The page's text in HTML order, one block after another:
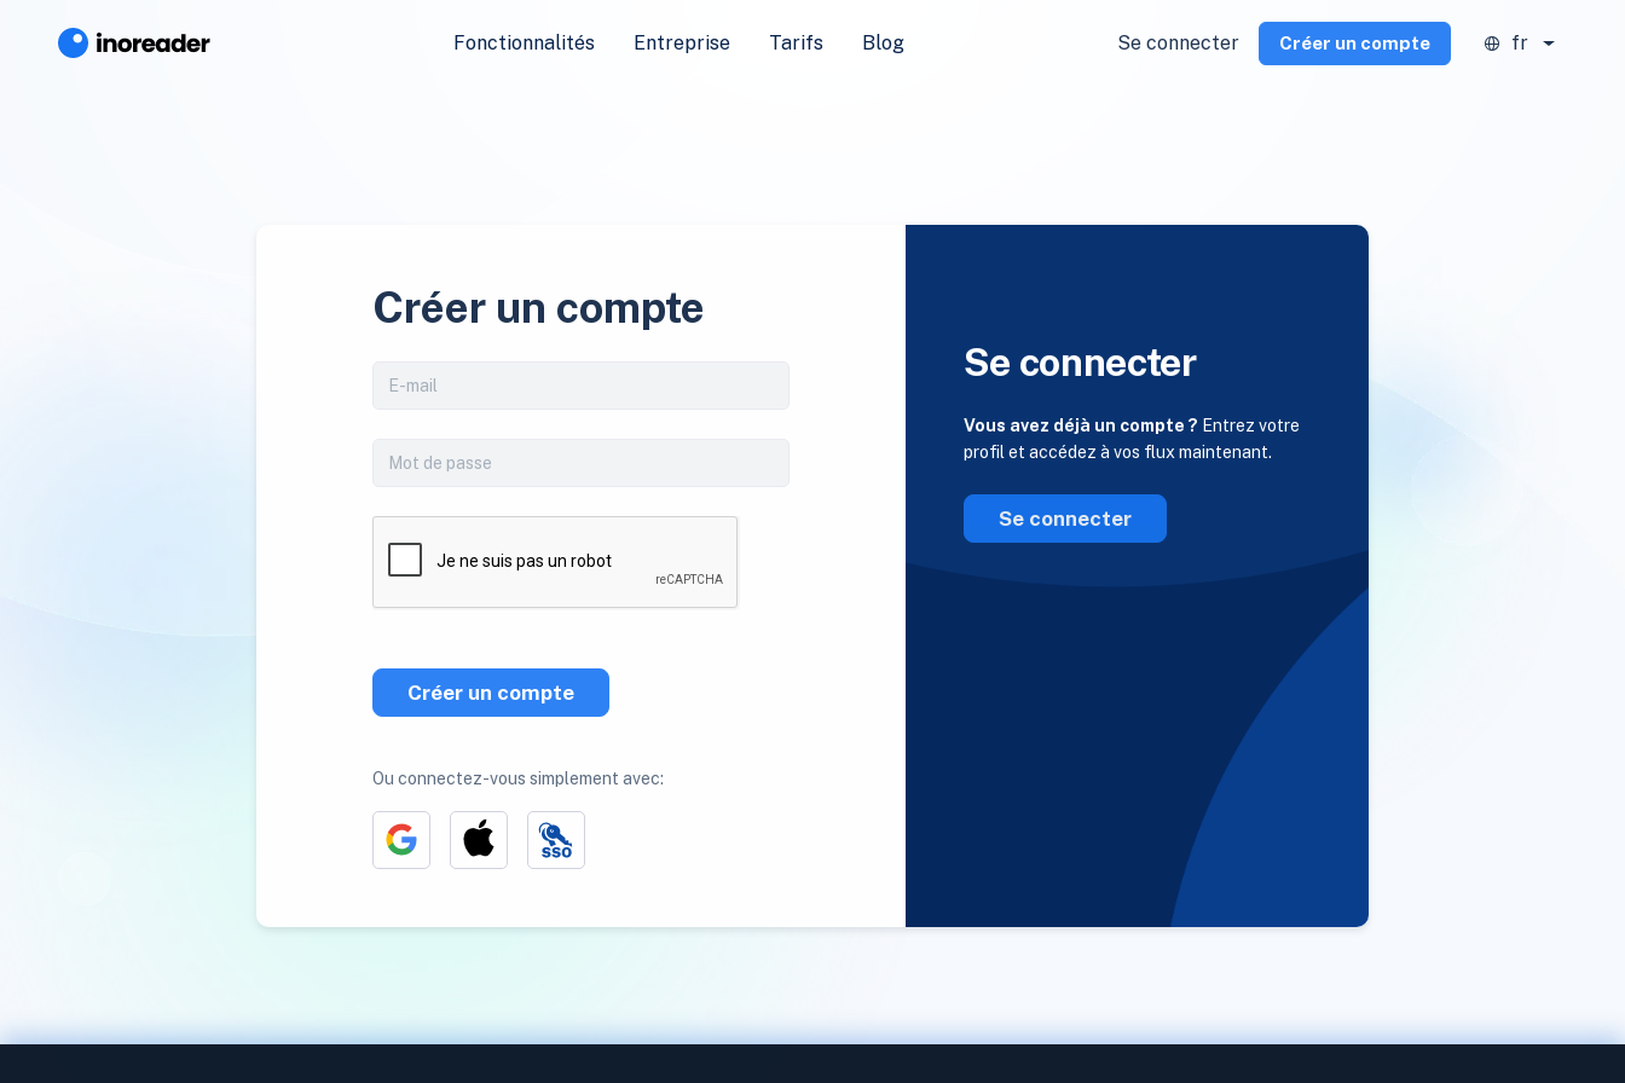
Fonctionnalités Entreprise Tarifs Blog Se connecter Créer un compte fr
Créer un compte
Créer un compte
Ou connectez-vous simplement avec:
Se connecter
Vous avez déjà un compte ? Entrez votre
profil et accédez à vos flux maintenant.
Se connecter